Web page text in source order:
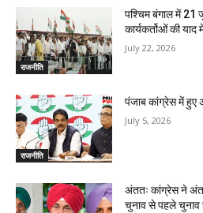
राजनीति
पश्चिम बंगाल में 21
कार्यकर्तोओं की याद
July 22, 2026
राजनीति
पंजाब कांग्रेस में
July 5, 2026
अंततः कांग्रेस ने
चुनाव से पहले